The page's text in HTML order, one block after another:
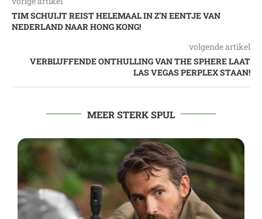
TIM SCHUIJT REIST HELEMAAL IN Z’N EENTJE VAN
NEDERLAND NAAR HONG KONG!
volgende artikel
VERBLUFFENDE ONTHULLING VAN THE SPHERE LAAT
LAS VEGAS PERPLEX STAAN!
MEER STERK SPUL